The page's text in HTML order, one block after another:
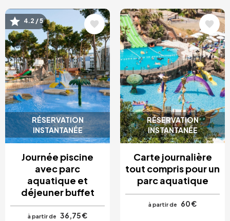
RÉSERVATION
INSTANTANÉE
Image
4.2 / 5
Journée piscine
avec parc
aquatique et
déjeuner buffet
à partir de
36,75 €
RÉSERVATION
INSTANTANÉE
Image
Carte journalière
tout compris pour un
parc aquatique
à partir de 60 €